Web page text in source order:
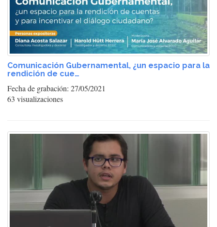
Comunicación Gubernamental, ¿un espacio para la
rendición de cue…
Fecha de grabación: 27/05/2021
63 visualizaciones